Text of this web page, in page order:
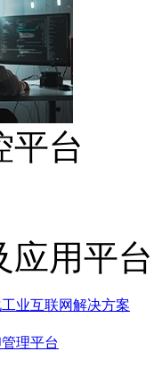
平台
应用平台
业互联网解决方案
理平台